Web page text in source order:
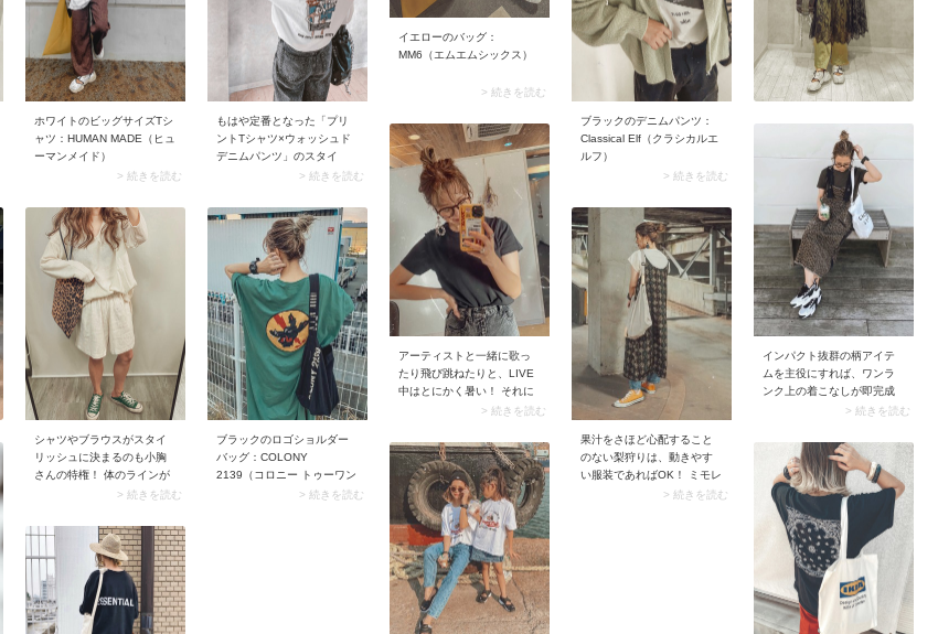
を高めるのもアリ。デザイ
ン性の高い靴は意外と残っ
ているので、冬のセールで
上質な靴を探してみるのも
いいですね。
イエローのバッグ：
MM6（エムエムシックス）
> 続きを読む
ホワイトのビッグサイズTシ
ャツ：HUMAN MADE（ヒュ
ーマンメイド）
> 続きを読む
もはや定番となった「プリ
ントTシャツ×ウォッシュド
デニムパンツ」のスタイ
ル。ですがメンズライク過
人女子にとっては難しい組
み合わせでもあります。 そ
こでスナップのように、ヘ
アスタイルをアップにして
みてください。首元から肌
を見せることによって女性
らしさがプラスされ、大人
カジュアルコーデに変身し
ます♪
> 続きを読む
ブラックのデニムパンツ：
Classical Elf（クラシカルエ
ルフ）
> 続きを読む
アーティストと一緒に歌っ
たり飛び跳ねたりと、LIVE
中はとにかく暑い！ それに
崩れたりして、髪型どころ
夫、しっかりゴムでまとめ
たヘアアレンジの定番「お
団子ヘア」なら崩れを気に
することはありません。さ
らに暑さも軽減できちゃい
ます！ 髪を思いっ切りアッ
プにして、LIVEをとことん
楽しんで♪
> 続きを読む
インパクト抜群の柄アイテ
ムを主役にすれば、ワンラ
ンク上の着こなしが即完成
します。たとえば存在感の
れて、ちょっぴり”攻めた”ス
タイリングを楽しんでみま
せんか？ 大胆な柄に気後れ
してしまうなら、タイトな
ジャンパースカートで挑戦
するのがおすすめ。スッと
伸びるようなシルエットが
大人っぽさをキープして、
辛口なレオパード柄も上品
なムードに仕上がります
よ。
> 続きを読む
シャツやブラウスがスタイ
リッシュに決まるのも小胸
さんの特権！ 体のラインが
目立つ薄い生地やとろみ素
せるはずです。 スナップの
ようなメンズライクなセッ
トアップなら、気負わない
大人のこなれ感を演出でき
るから、ぜひトライしてみ
て♡
> 続きを読む
ブラックのロゴショルダー
バッグ：COLONY
2139（コロニー トゥーワン
> 続きを読む
果汁をさほど心配すること
のない梨狩りは、動きやす
い服装であればOK！ ミモレ
丈のスカートやワンピース
> 続きを読む